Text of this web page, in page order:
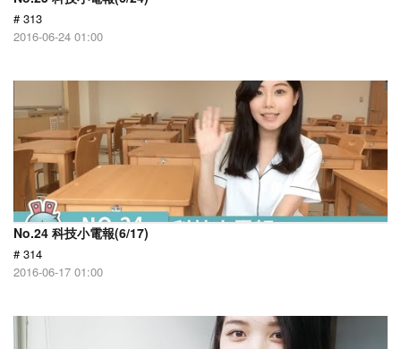
# 313
2016-06-24 01:00
No.24 科技小電報(6/17)
# 314
2016-06-17 01:00